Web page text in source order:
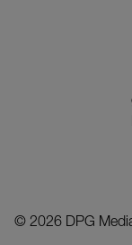
© 2026 DPG